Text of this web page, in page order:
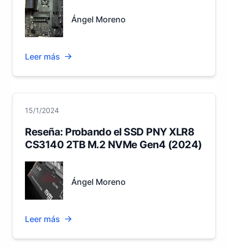
Ángel Moreno
Leer más
15/1/2024
Reseña: Probando el SSD PNY XLR8
CS3140 2TB M.2 NVMe Gen4 (2024)
Ángel Moreno
Leer más